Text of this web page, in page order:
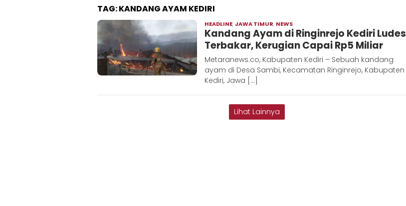
TAG:KANDANG AYAM KEDIRI
HEADLINE,JAWA TIMUR, NEWS
Hadi
Kandang Ayam di Ringinrejo Kediri Ludes
Terbakar, Kerugian Capai Rp5 Miliar
Metaranews.co, Kabupaten Kediri – Sebuah kandang
ayam di Desa Sambi, Kecamatan Ringinrejo, Kabupaten
Kediri, Jawa […]
Lihat Lainnya